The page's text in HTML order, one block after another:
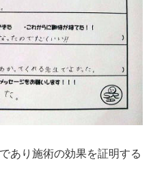
あり施術の効果を証明する